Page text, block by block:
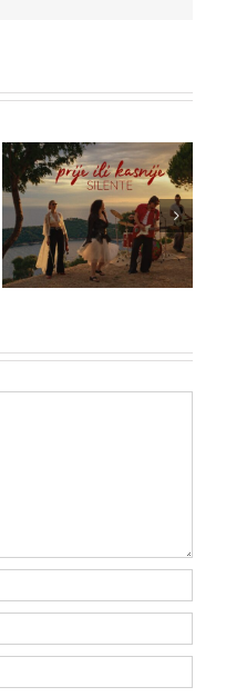
Silente objavio novi
singl “Prije ili kasnije”